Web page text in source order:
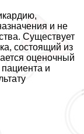
и не
Существует
состоящий из
оценочный
и